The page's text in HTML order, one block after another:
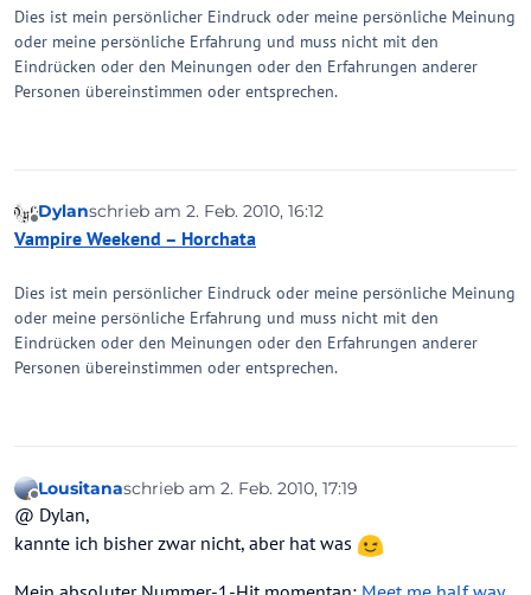
Dies ist mein persönlicher Eindruck oder meine persönliche Meinung
oder meine persönliche Erfahrung und muss nicht mit den
Eindrücken oder den Meinungen oder den Erfahrungen anderer
Personen übereinstimmen oder entsprechen.
Offline
Dylanschrieb am 2. Feb. 2010, 16:12
zuletzt editiert von
Vampire Weekend – Horchata
Dies ist mein persönlicher Eindruck oder meine persönliche Meinung
oder meine persönliche Erfahrung und muss nicht mit den
Eindrücken oder den Meinungen oder den Erfahrungen anderer
Personen übereinstimmen oder entsprechen.
Offline
Lousitanaschrieb am 2. Feb. 2010, 17:19
zuletzt editiert von
@ Dylan,
kannte ich bisher zwar nicht, aber hat was